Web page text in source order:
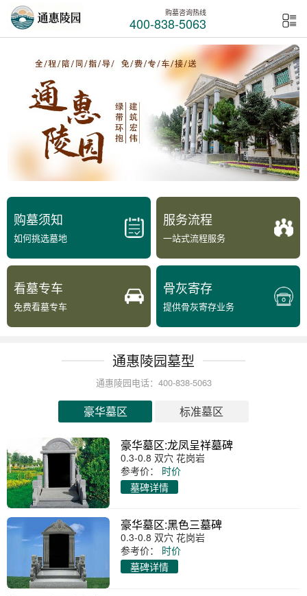
购墓咨询热线
400-838-5063
购墓须知
如何挑选墓地
服务流程
一站式流程服务
看墓专车
免费看墓专车
骨灰寄存
提供骨灰寄存业务
通惠陵园墓型
通惠陵园电话：400-838-5063
豪华墓区 标准墓区
豪华墓区:龙凤呈祥墓碑
0.3-0.8 双穴 花岗岩
参考价：
时价
墓碑详情
豪华墓区:黑色三墓碑
0.3-0.8 双穴 花岗岩
参考价：
时价
墓碑详情